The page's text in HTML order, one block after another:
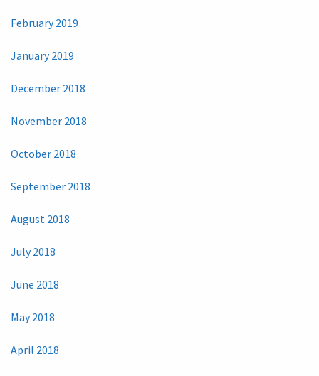
February 2019
January 2019
December 2018
November 2018
October 2018
September 2018
August 2018
July 2018
June 2018
May 2018
April 2018